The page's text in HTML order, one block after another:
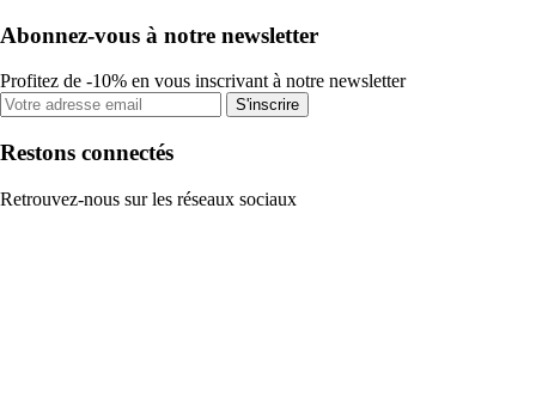
Abonnez-vous à notre newsletter
Profitez de -10% en vous inscrivant à notre newsletter
S'inscrire
Restons connectés
Retrouvez-nous sur les réseaux sociaux